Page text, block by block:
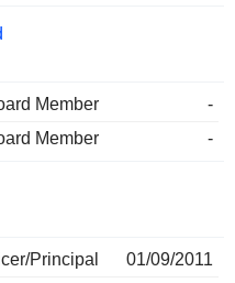
Member
-
Member
-
Principal
01/09/2011